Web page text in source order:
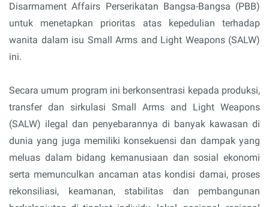
Disarmament Affairs Perserikatan Bangsa-Bangsa (PBB)
untuk menetapkan prioritas atas kepedulian terhadap
wanita dalam isu Small Arms and Light Weapons (SALW)
ini.
Secara umum program ini berkonsentrasi kepada produksi,
transfer dan sirkulasi Small Arms and Light Weapons
(SALW) ilegal dan penyebarannya di banyak kawasan di
dunia yang juga memiliki konsekuensi dan dampak yang
meluas dalam bidang kemanusiaan dan sosial ekonomi
serta memunculkan ancaman atas kondisi damai, proses
rekonsiliasi, keamanan, stabilitas dan pembangunan